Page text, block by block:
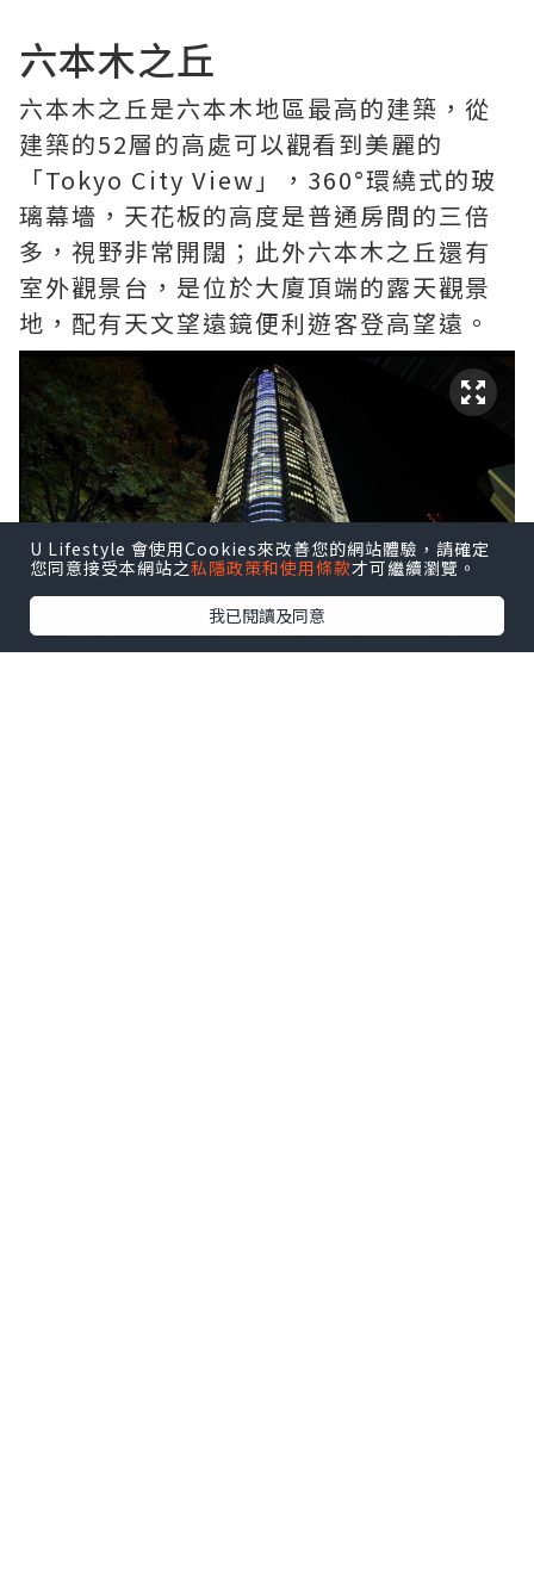
六本木之丘
六本木之丘是六本木地區最高的建築，從
建築的52層的高處可以觀看到美麗的
「Tokyo City View」，360°環繞式的玻
璃幕墻，天花板的高度是普通房間的三倍
多，視野非常開闊；此外六本木之丘還有
室外觀景台，是位於大廈頂端的露天觀景
地，配有天文望遠鏡便利遊客登高望遠。
U Lifestyle 會使用Cookies來改善您的網站體驗，請確定
您同意接受本網站之私隱政策和使用條款才可繼續瀏覽。
我已閱讀及同意